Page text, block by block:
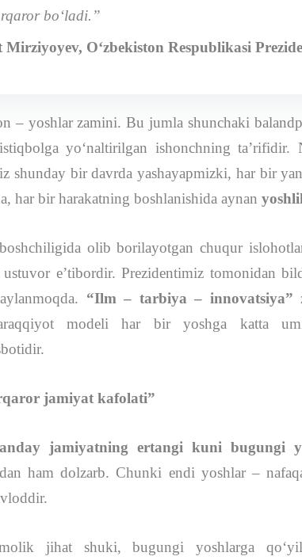
bo‘ladi.”
Mirziyoyev, O‘zbekiston Respublikasi
– yoshlar zamini. Bu jumla shunchaki
yo‘naltirilgan ishonchning ta’rifidir.
shunday bir davrda yashayapmizki, har bir
har bir harakatning boshlanishida aynan
olib borilayotgan chuqur
eʼtibordir. Prezidentimiz tomonidan
“Ilm – tarbiya – innovatsiya”
modeli har bir yoshga katta
jamiyat kafolati”
jamiyatning ertangi kuni bugungi
ham dolzarb. Chunki endi yoshlar –
jihat shuki, bugungi yoshlarga